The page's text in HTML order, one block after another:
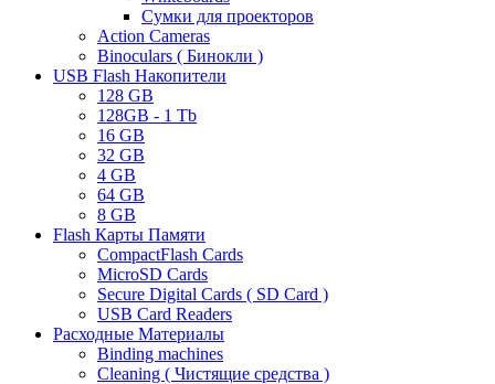
Сумки для проекторов
Action Cameras
Binoculars ( Бинокли )
USB Flash Накопители
128 GB
128GB - 1 Tb
16 GB
32 GB
4 GB
64 GB
8 GB
Flash Карты Памяти
CompactFlash Cards
MicroSD Cards
Secure Digital Cards ( SD Card )
USB Card Readers
Расходные Материалы
Binding machines
Cleaning ( Чистящие средства )